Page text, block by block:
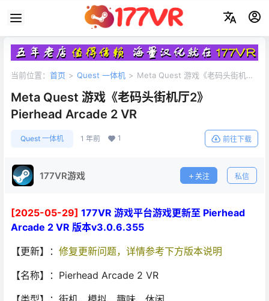
当前位置： 首页 > Quest 一体机 > Meta Quest 游戏《老码头街机厅
Meta Quest 游戏《老码头街机厅2》
Pierhead Arcade 2 VR
Quest 一体机 1 年前 1 前往下载
177VR游戏 关注 私信
[2025-05-29] 177VR 游戏平台游戏更新至 Pierhead
Arcade 2 VR 版本v3.0.6.355
【更新】： 修复更新问题，详情参考下方版本说明
【名称】：Pierhead Arcade 2 VR